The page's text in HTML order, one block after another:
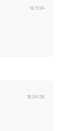
18.11.24
18.04.26